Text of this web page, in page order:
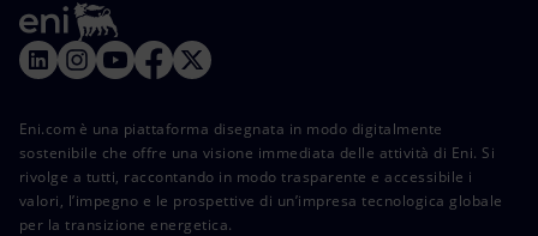
Eni.com è una piattaforma disegnata in modo digitalmente
sostenibile che offre una visione immediata delle attività di Eni. Si
rivolge a tutti, raccontando in modo trasparente e accessibile i
valori, l’impegno e le prospettive di un’impresa tecnologica globale
per la transizione energetica.